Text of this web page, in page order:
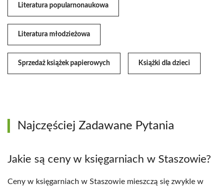
Literatura popularnonaukowa
Literatura młodzieżowa
Sprzedaż książek papierowych Książki dla dzieci
Najczęściej Zadawane Pytania
Jakie są ceny w księgarniach w Staszowie?
Ceny w księgarniach w Staszowie mieszczą się zwykle w